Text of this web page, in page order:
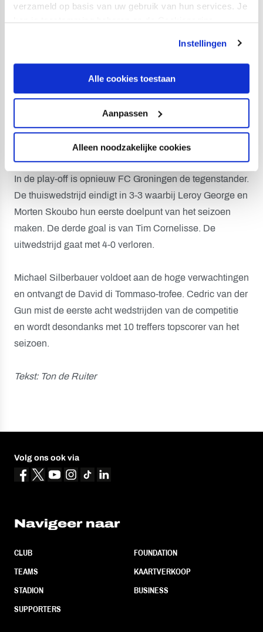
verzameld op basis van uw gebruik van hun services. Je
kan je toestemming beheren op de Cookiepagina.
Instellingen
Alle cookies toestaan
Aanpassen
Alleen noodzakelijke cookies
De aanvallers Van der Gun, Boussaboun en Loval. En
aanvallers Skoubo en George scoren niet.
Toeschouwersrecord
Met 350.400 toeschouwers en een gemiddelde van
20.612 wordt een toeschouwersrecord geboekt. Ajax,
Feyenoord, PSV, Heerenveen, FC Twente en FC
Groningen halen een hoger gemiddelde.
In de play-off is opnieuw FC Groningen de tegenstander.
De thuiswedstrijd eindigt in 3-3 waarbij Leroy George en
Morten Skoubo hun eerste doelpunt van het seizoen
maken. De derde goal is van Tim Cornelisse. De
uitwedstrijd gaat met 4-0 verloren.
Michael Silberbauer voldoet aan de hoge verwachtingen
en ontvangt de David di Tommaso-trofee. Cedric van der
Gun mist de eerste acht wedstrijden van de competitie
en wordt desondanks met 10 treffers topscorer van het
seizoen.
Tekst: Ton de Ruiter
Volg ons ook via
Navigeer naar
CLUB
TEAMS
STADION
SUPPORTERS
FOUNDATION
KAARTVERKOOP
BUSINESS